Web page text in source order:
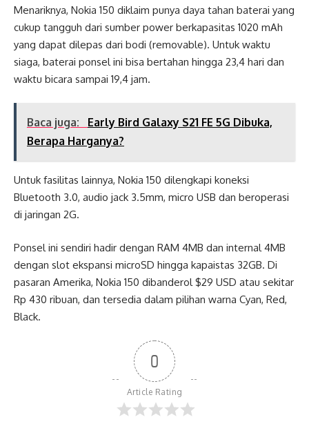
Menariknya, Nokia 150 diklaim punya daya tahan baterai yang
cukup tangguh dari sumber power berkapasitas 1020 mAh
yang dapat dilepas dari bodi (removable). Untuk waktu
siaga, baterai ponsel ini bisa bertahan hingga 23,4 hari dan
waktu bicara sampai 19,4 jam.
Baca juga:
Early Bird Galaxy S21 FE 5G Dibuka,
Berapa Harganya?
Untuk fasilitas lainnya, Nokia 150 dilengkapi koneksi
Bluetooth 3.0, audio jack 3.5mm, micro USB dan beroperasi
di jaringan 2G.
Ponsel ini sendiri hadir dengan RAM 4MB dan internal 4MB
dengan slot ekspansi microSD hingga kapaistas 32GB. Di
pasaran Amerika, Nokia 150 dibanderol $29 USD atau sekitar
Rp 430 ribuan, dan tersedia dalam pilihan warna Cyan, Red,
Black.
0
Article Rating